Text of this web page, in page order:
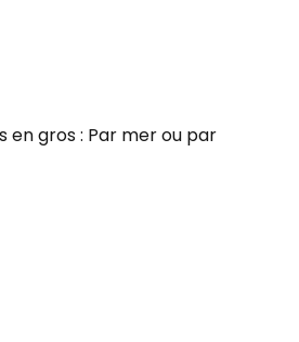
en gros : Par mer ou par